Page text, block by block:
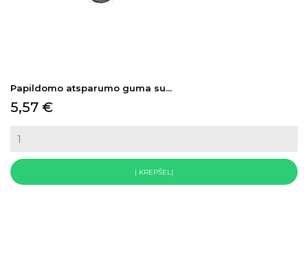
Papildomo atsparumo guma su...
Kaina
5,57 €
Į KREPŠELĮ